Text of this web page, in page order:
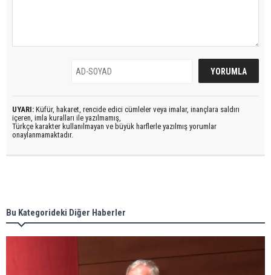
UYARI: Küfür, hakaret, rencide edici cümleler veya imalar, inançlara saldırı
içeren, imla kuralları ile yazılmamış,
Türkçe karakter kullanılmayan ve büyük harflerle yazılmış yorumlar
onaylanmamaktadır.
Bu Kategorideki Diğer Haberler